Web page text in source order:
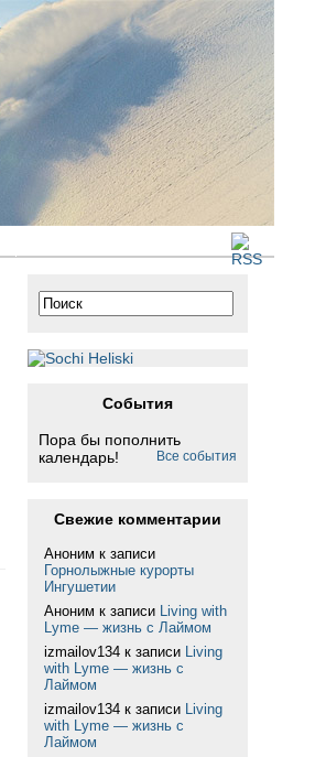
События
Пора бы пополнить
календарь!
Все события
Свежие комментарии
Аноним к записи
Горнолыжные курорты
Ингушетии
Аноним к записи Living with
Lyme — жизнь с Лаймом
izmailov134 к записи Living
with Lyme — жизнь с
Лаймом
izmailov134 к записи Living
with Lyme — жизнь с
Лаймом